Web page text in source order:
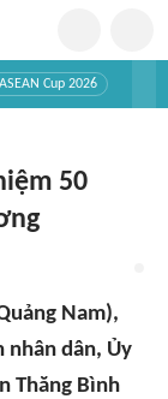
Cup 2026
50
Nam),
nhân dân, Ủy
Thăng Bình